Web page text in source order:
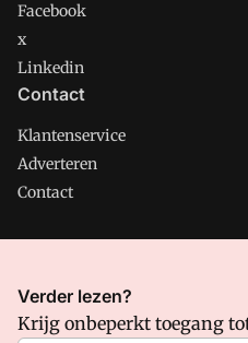
Facebook
x
Linkedin
Contact
Klantenservice
Adverteren
Contact
CMweb is onderdeel van VMN
waar VMN media voor staat.
Verder lezen?
Krijg onbeperkt toegang